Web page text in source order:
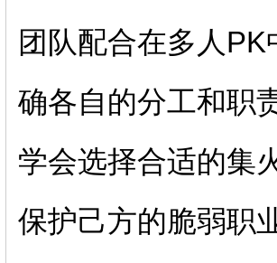
团队配合在多人
确各自的分工和职
学会选择合适的集
保护己方的脆弱职